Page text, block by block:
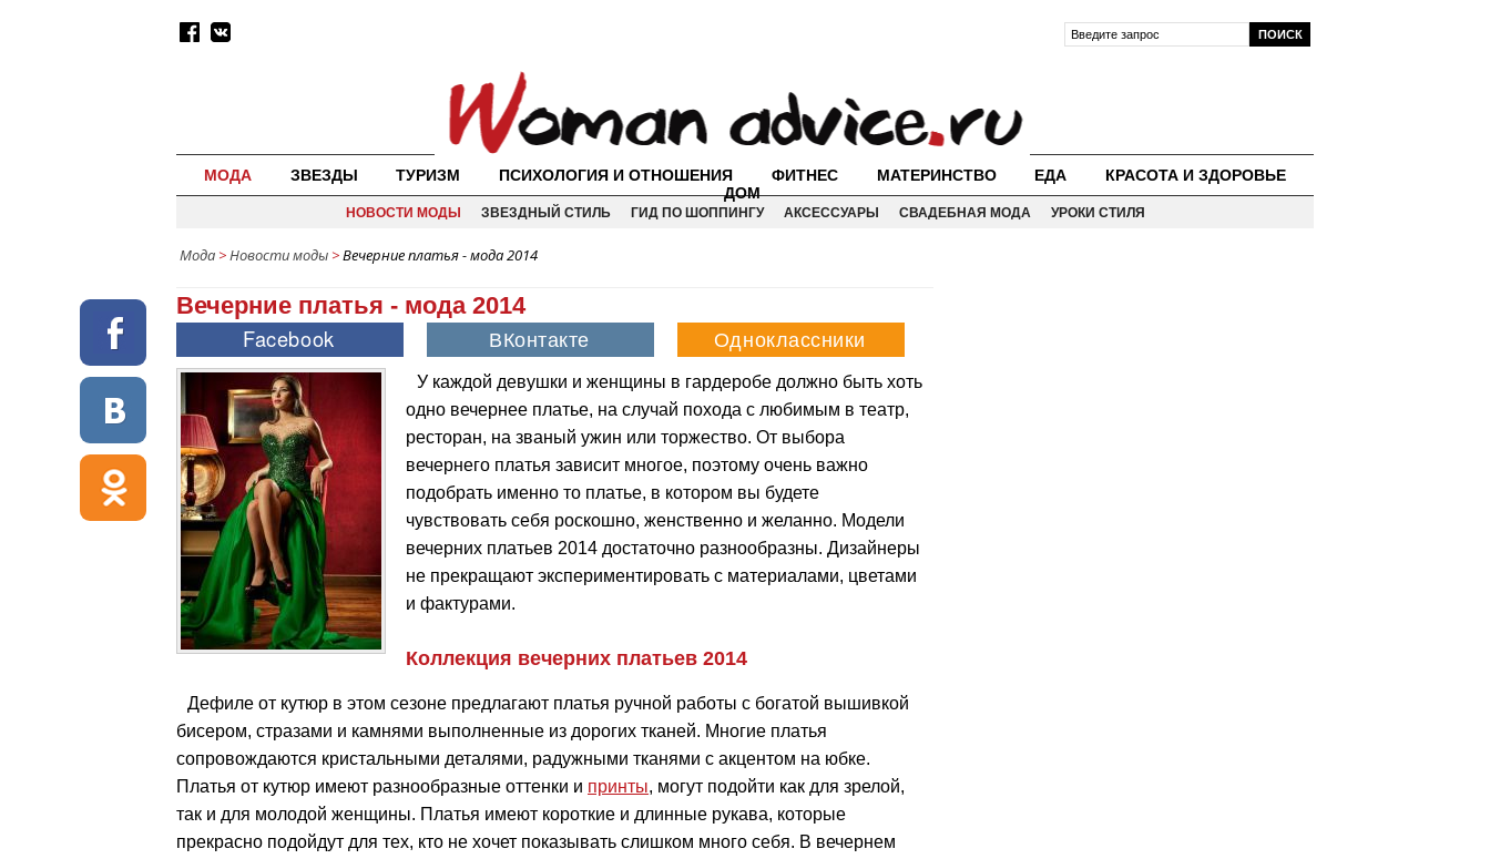
МОДА ЗВЕЗДЫ ТУРИЗМ ПСИХОЛОГИЯ И ОТНОШЕНИЯ ФИТНЕС МАТЕРИНСТВО ЕДА
КРАСОТА И ЗДОРОВЬЕ
ДОМ
НОВОСТИ МОДЫ ЗВЕЗДНЫЙ СТИЛЬ ГИД ПО ШОППИНГУ АКСЕССУАРЫ СВАДЕБНАЯ МОДА УРОКИ СТИЛЯ
Мода >Новости моды >Вечерние платья - мода 2014
Вечерние платья - мода 2014
У каждой девушки и женщины в гардеробе должно быть хоть
одно вечернее платье, на случай похода с любимым в театр,
ресторан, на званый ужин или торжество. От выбора
вечернего платья зависит многое, поэтому очень важно
подобрать именно то платье, в котором вы будете
чувствовать себя роскошно, женственно и желанно. Модели
вечерних платьев 2014 достаточно разнообразны. Дизайнеры
не прекращают экспериментировать с материалами, цветами
и фактурами.
Коллекция вечерних платьев 2014
Дефиле от кутюр в этом сезоне предлагают платья ручной работы с богатой вышивкой
бисером, стразами и камнями выполненные из дорогих тканей. Многие платья
сопровождаются кристальными деталями, радужными тканями с акцентом на юбке.
Платья от кутюр имеют разнообразные оттенки и принты, могут подойти как для зрелой,
так и для молодой женщины. Платья имеют короткие и длинные рукава, которые
прекрасно подойдут для тех, кто не хочет показывать слишком много себя. В вечернем